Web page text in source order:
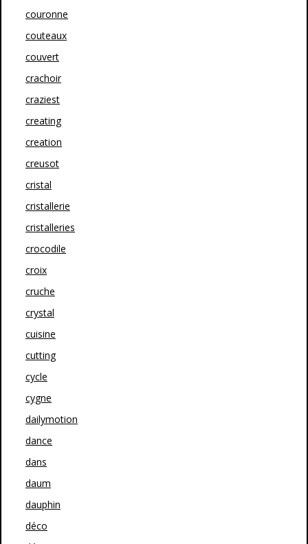
couronne
couteaux
couvert
crachoir
craziest
creating
creation
creusot
cristal
cristallerie
cristalleries
crocodile
croix
cruche
crystal
cuisine
cutting
cycle
cygne
dailymotion
dance
dans
daum
dauphin
déco